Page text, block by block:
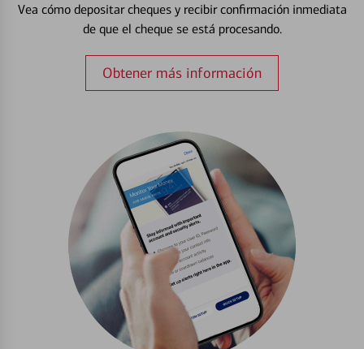
Vea cómo depositar cheques y recibir confirmación inmediata
de que el cheque se está procesando.
Obtener más información